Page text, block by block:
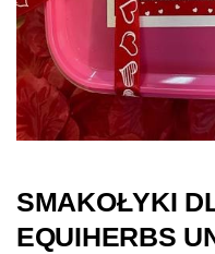
SMAKOŁYKI
EQUIHERBS